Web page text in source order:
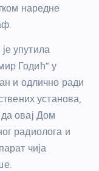
наредне
упутила
Годић” у
и одлично ради
установа,
овај Дом
радиолога и
чија